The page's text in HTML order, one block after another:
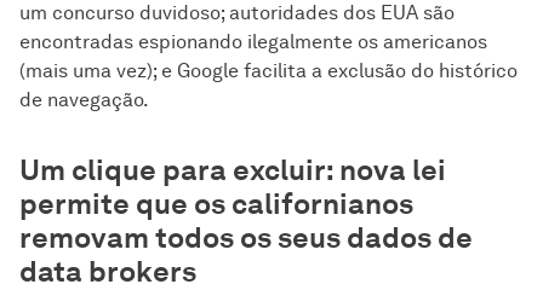
um concurso duvidoso; autoridades dos EUA são
encontradas espionando ilegalmente os americanos
(mais uma vez); e Google facilita a exclusão do histórico
de navegação.
Um clique para excluir: nova lei
permite que os californianos
removam todos os seus dados de
data brokers